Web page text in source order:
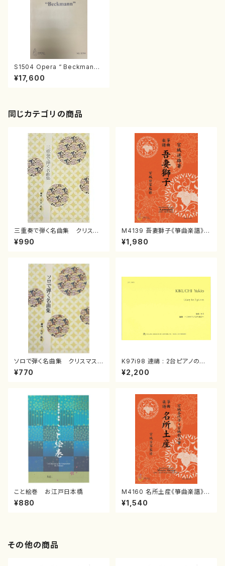
S1504 Opera “ Beckman
n”（オーケストラ、歌/鈴木匡/楽
譜）
¥17,600
同じカテゴリの商品
三重奏で弾く名曲集 クリスマ
スメドレー( 箏2/大平光美 編
曲/楽譜）
¥990
M4139 吾妻獅子《箏曲楽譜》
（箏/宮城道雄著・宮城宗家監修/
箏曲古典楽譜）
¥1,980
ソロで弾く名曲集 クリスマス・
イブ／恋人がサンタクロース(
箏独奏 /大平光美 編曲/楽
¥770
K97i98 連禱 : 2台ピアノのた
めの（2 Pianos / 菊池 幸夫 /
楽譜）
¥2,200
こと絵巻 お江戸日本橋
¥880
M4160 名所土産《箏曲楽譜》
（箏/宮城喜代子・宮城数江著・
宮城宗家監修/箏曲古典楽譜）
¥1,540
その他の商品